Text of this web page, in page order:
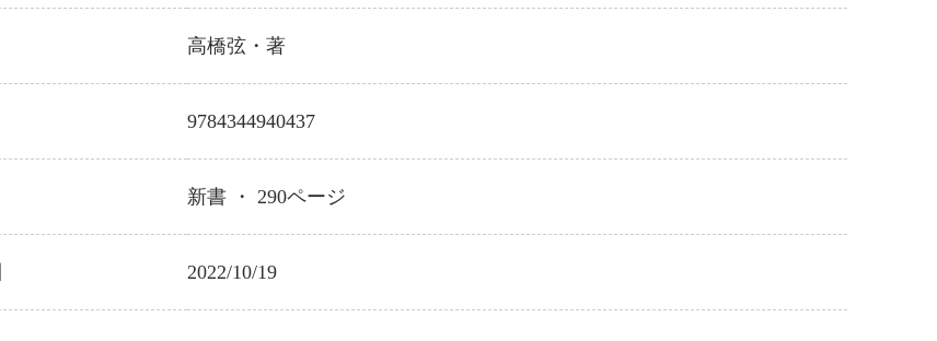
高橋弦 ・著
9784344940437
新書 ・290ページ
2022/10/19